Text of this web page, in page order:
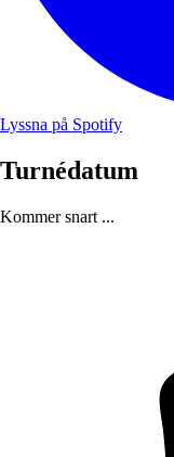
Lyssna på Spotify
Turnédatum
Kommer snart ...